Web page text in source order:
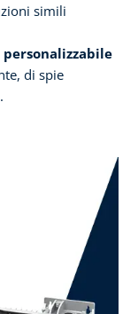
simili
di spie